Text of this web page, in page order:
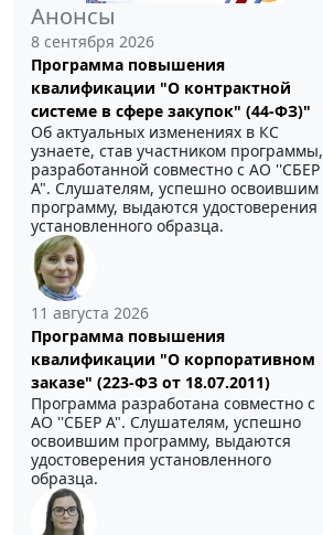
Анонсы
8 сентября 2026
Программа повышения
квалификации "О контрактной
системе в сфере закупок" (44-ФЗ)"
Об актуальных изменениях в КС
узнаете, став участником программы,
разработанной совместно с АО ''СБЕР
А". Слушателям, успешно освоившим
программу, выдаются удостоверения
установленного образца.
11 августа 2026
Программа повышения
квалификации "О корпоративном
заказе" (223-ФЗ от 18.07.2011)
Программа разработана совместно с
АО ''СБЕР А". Слушателям, успешно
освоившим программу, выдаются
удостоверения установленного
образца.